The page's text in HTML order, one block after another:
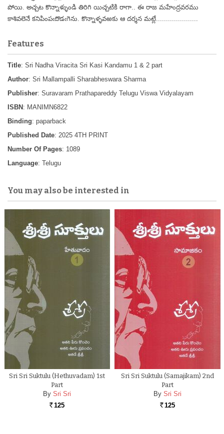
పోయి. అచ్చట కొన్నాళ్ళుండి తిరిగి యిచ్చటికి రాగా.. ఈ రాజ మహేంద్రవరము
కాశివలెనే కనిపింపఁదొడఁగెను. కొన్నాళ్ళవఱకు ఆ దర్శన మట్లే.....................
Features
Title: Sri Nadha Viracita Sri Kasi Kandamu 1 & 2 part
Author: Sri Mallampalli Sharabheswara Sharma
Publisher: Suravaram Prathapareddy Telugu Viswa Vidyalayam
ISBN : MANIMN6822
Binding: paparback
Published Date: 2025 4TH PRINT
Number Of Pages: 1089
Language: Telugu
You may also be interested in
Sri Sri Suktulu (Hethuvadam) 1st
Part
By Sri Sri
Rs. 125
Sri Sri Suktulu (Samajikam) 2nd
Part
By Sri Sri
Rs. 125